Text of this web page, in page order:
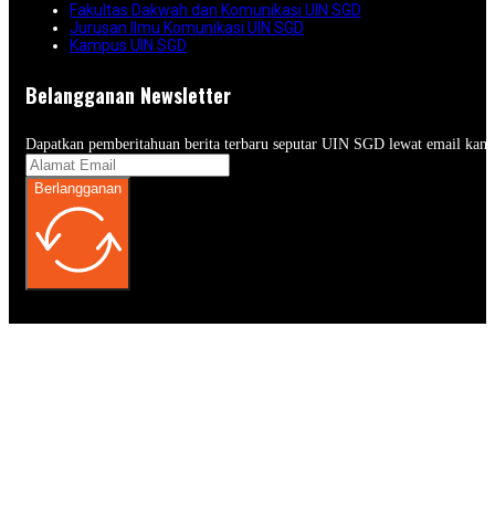
Fakultas Dakwah dan Komunikasi UIN SGD
Jurusan Ilmu Komunikasi UIN SGD
Kampus UIN SGD
Belangganan Newsletter
Dapatkan pemberitahuan berita terbaru seputar UIN SGD lewat email
Berlangganan